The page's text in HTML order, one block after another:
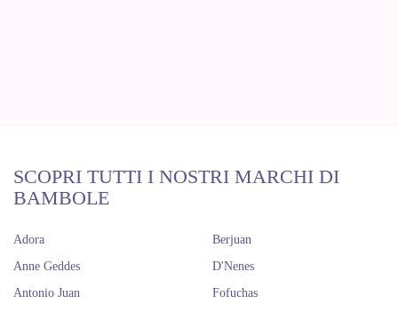
SCOPRI TUTTI I NOSTRI MARCHI DI
BAMBOLE
Adora
Anne Geddes
Antonio Juan
Berjuan
D'Nenes
Fofuchas